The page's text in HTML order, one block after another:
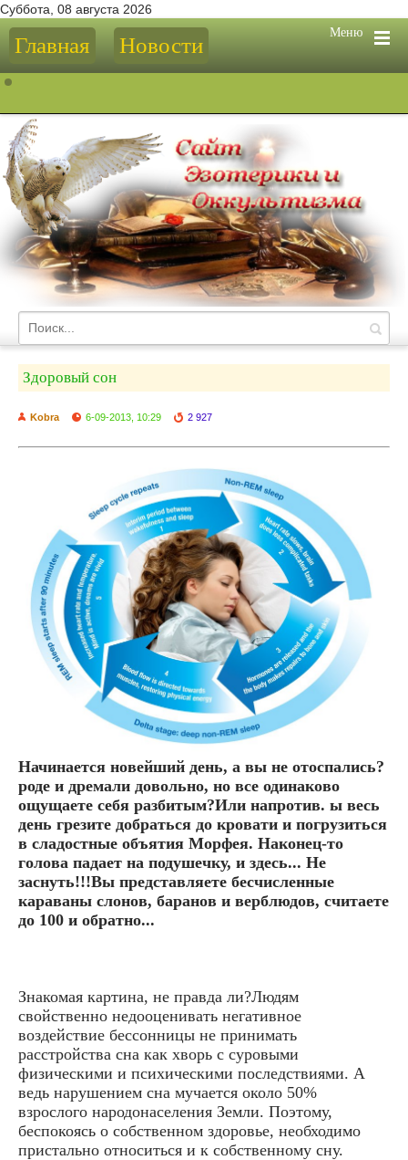
Суббота, 08 августа 2026
Меню
Главная Новости
Здоровый сон
Kobra 6-09-2013, 10:29 2 927
Начинается новейший день, а вы не отоспались?
роде и дремали довольно, но все одинаково
ощущаете себя разбитым?Или напротив. ы весь
день грезите добраться до кровати и погрузиться
в сладостные объятия Морфея. Наконец-то
голова падает на подушечку, и здесь... Не
заснуть!!!Вы представляете бесчисленные
караваны слонов, баранов и верблюдов, считаете
до 100 и обратно...
Знакомая картина, не правда ли?Людям
свойственно недооценивать негативное
воздействие бессонницы не принимать
расстройства сна как хворь с суровыми
физическими и психическими последствиями. А
ведь нарушением сна мучается около 50%
взрослого народонаселения Земли. Поэтому,
беспокоясь о собственном здоровье, необходимо
пристально относиться и к собственному сну.